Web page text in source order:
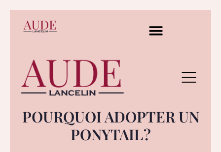
POURQUOI ADOPTER UN
PONYTAIL ?